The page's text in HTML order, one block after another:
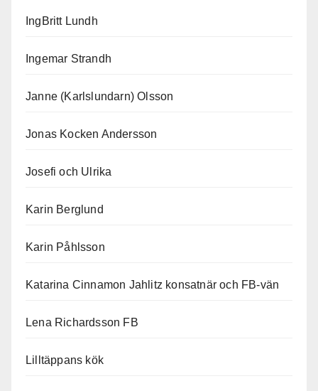
IngBritt Lundh
Ingemar Strandh
Janne (Karlslundarn) Olsson
Jonas Kocken Andersson
Josefi och Ulrika
Karin Berglund
Karin Påhlsson
Katarina Cinnamon Jahlitz konsatnär och FB-vän
Lena Richardsson FB
Lilltäppans kök